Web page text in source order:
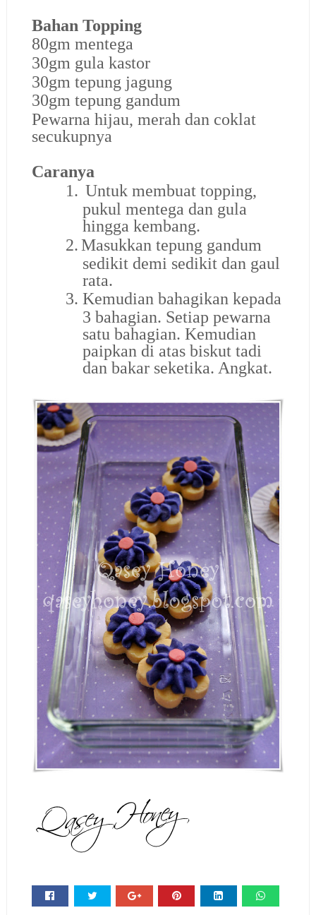
Bahan Topping
80gm mentega
30gm gula kastor
30gm tepung jagung
30gm tepung gandum
Pewarna hijau, merah dan coklat
secukupnya
Caranya
1. Untuk membuat topping,
pukul mentega dan gula
hingga kembang.
2.Masukkan tepung gandum
sedikit demi sedikit dan gaul
rata.
3. Kemudian bahagikan kepada
3 bahagian. Setiap pewarna
satu bahagian. Kemudian
paipkan di atas biskut tadi
dan bakar seketika. Angkat.